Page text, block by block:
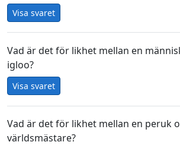
Visa svaret
Vad är det för likhet mellan en
igloo?
Visa svaret
Vad är det för likhet mellan en peruk
världsmästare?